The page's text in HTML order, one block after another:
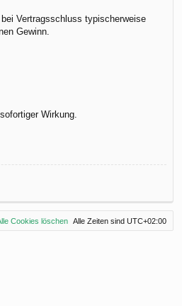
Vertragsschluss typischerweise
Gewinn.
Wirkung.
Alle Zeiten sind UTC+02:00
Cookies löschen